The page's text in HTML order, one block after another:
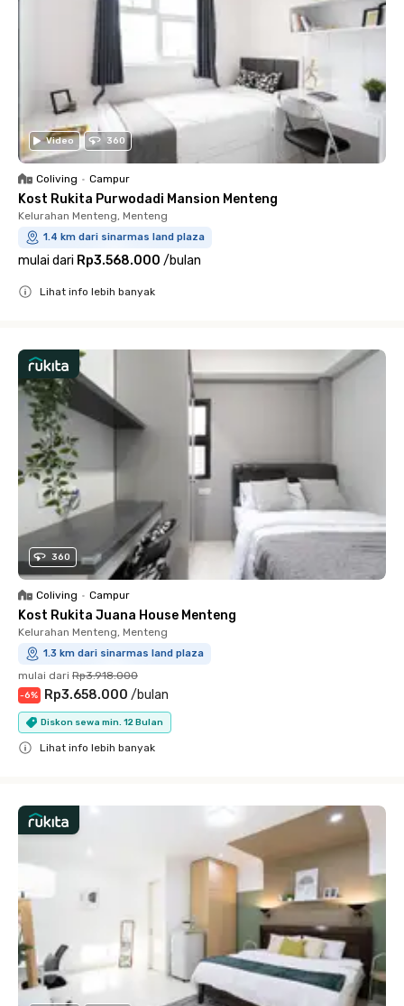
Video 360
Coliving • Campur
Kost Rukita Purwodadi Mansion Menteng
Kelurahan Menteng, Menteng
1.4 km dari sinarmas land plaza
mulai dari Rp3.568.000 /bulan
Lihat info lebih banyak
360
Coliving • Campur
Kost Rukita Juana House Menteng
Kelurahan Menteng, Menteng
1.3 km dari sinarmas land plaza
mulai dari Rp3.918.000
-6% Rp3.658.000 /bulan
Diskon sewa min. 12 Bulan
Lihat info lebih banyak